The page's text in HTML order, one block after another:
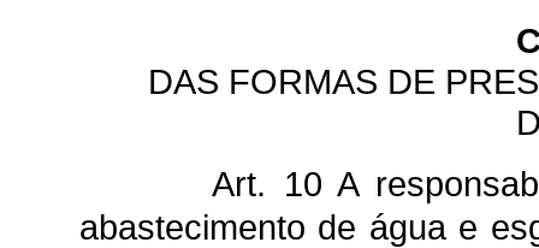
DAS FORMAS DE
Art. 10 A
abastecimento de água e